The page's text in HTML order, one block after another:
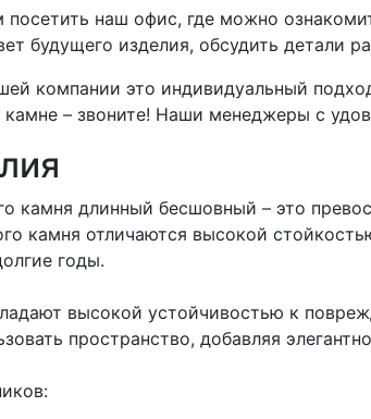
наш офис, где можно
будущего изделия, обсудить детали
компании это индивидуальный
– звоните! Наши менеджеры с
камня длинный бесшовный – это
камня отличаются высокой
годы.
высокой устойчивостью к
пространство, добавляя